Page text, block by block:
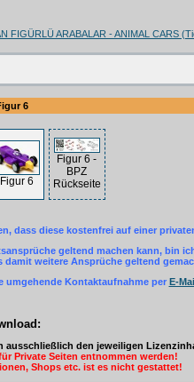
FIGÜRLÜ ARABALAR - ANIMAL CARS
6
Figur 6
Figur 6 -
BPZ
Rückseite
dass diese kostenfrei auf einer
geltend machen kann, bin
weitere Ansprüche geltend
umgehende Kontaktaufnahme per E-
den jeweiligen
Private Seiten entnommen werden!
Shops etc. ist es nicht gestattet!